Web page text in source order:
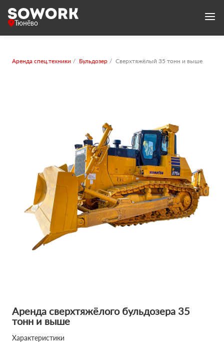
Тюнёво
Аренда спец.техники Бульдозер Сверхтяжёлый 35 тонн и выше
Аренда сверхтяжёлого бульдозера 35
тонн и выше
Характеристики